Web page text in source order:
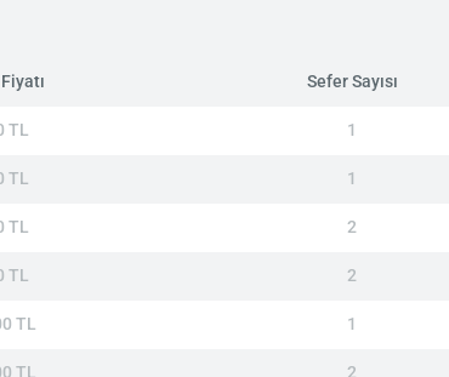
Sefer Sayısı
TL 1
TL 1
TL 2
TL 2
TL 1